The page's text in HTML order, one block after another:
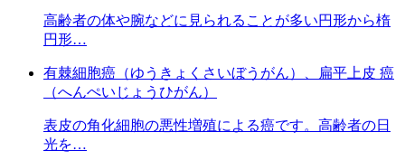
高齢者の体や腕などに見られることが多い円形から楕
円形…
有棘細胞癌（ゆうきょくさいぼうがん）、扁平上皮 癌
（へんぺいじょうひがん）
表皮の角化細胞の悪性増殖による癌です。高齢者の日
光を…